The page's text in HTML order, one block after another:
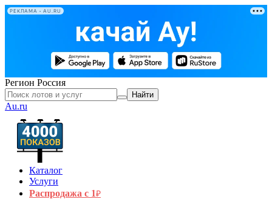
РЕКЛАМА • AU.RU
Регион Россия
Найти
Au.ru
Каталог
Услуги
Распродажа с 1₽